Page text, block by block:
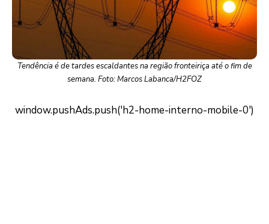
Tendência é de tardes escaldantes na região fronteiriça até o fim de
semana. Foto: Marcos Labanca/H2FOZ